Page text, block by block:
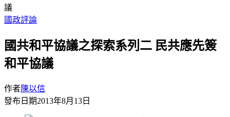
議
國政評論
國共和平協議之探索系列二 民共應先簽
和平協議
作者陳以信
發布日期2013年8月13日